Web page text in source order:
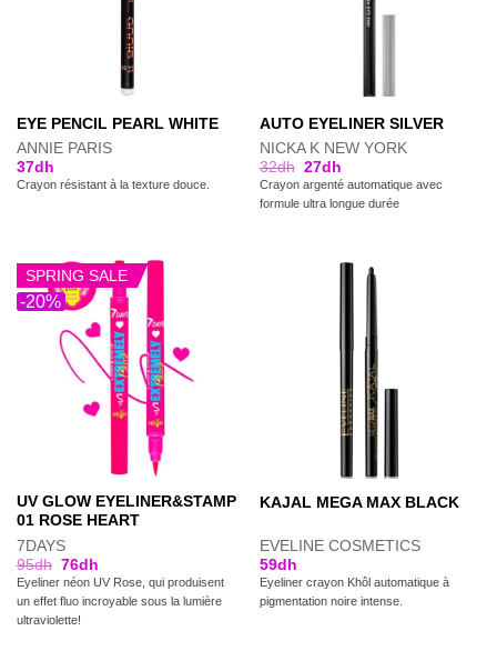
EYE PENCIL PEARL WHITE
ANNIE PARIS
37dh
Crayon résistant à la texture douce.
AUTO EYELINER SILVER
NICKA K NEW YORK
32dh 27dh
Crayon argenté automatique avec
formule ultra longue durée
-20%
SPRING SALE
UV GLOW EYELINER&STAMP
01 ROSE HEART
7DAYS
95dh 76dh
Eyeliner néon UV Rose, qui produisent
un effet fluo incroyable sous la lumière
ultraviolette!
KAJAL MEGA MAX BLACK
EVELINE COSMETICS
59dh
Eyeliner crayon Khôl automatique à
pigmentation noire intense.